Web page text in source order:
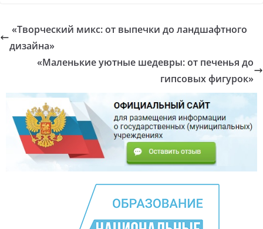
«Творческий микс: от выпечки до ландшафтного
дизайна»
«Маленькие уютные шедевры: от печенья до
гипсовых фигурок»